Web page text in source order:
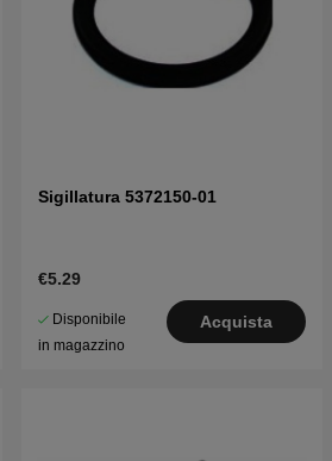
Sigillatura 5372150-01
€5.29
Disponibile
in magazzino
Acquista